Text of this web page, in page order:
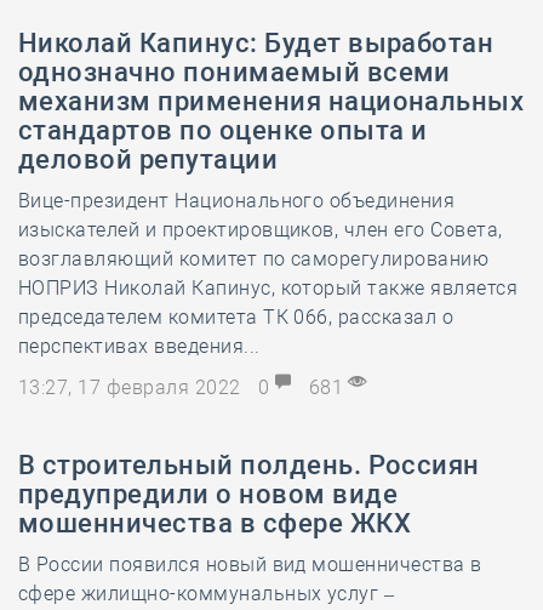
Николай Капинус: Будет выработан
однозначно понимаемый всеми
механизм применения национальных
стандартов по оценке опыта и
деловой репутации
Вице-президент Национального объединения
изыскателей и проектировщиков, член его Совета,
возглавляющий комитет по саморегулированию
НОПРИЗ Николай Капинус, который также является
председателем комитета ТК 066, рассказал о
перспективах введения...
13:27, 17 февраля 2022
0 681
В строительный полдень. Россиян
предупредили о новом виде
мошенничества в сфере ЖКХ
В России появился новый вид мошенничества в
сфере жилищно-коммунальных услуг –